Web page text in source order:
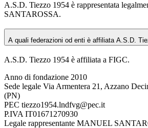
A.S.D. Tiezzo 1954 è rappresentata
SANTAROSSA.
A quali federazioni od enti è affiliata A.S.D.
A.S.D. Tiezzo 1954 è affiliata a FIGC.
Anno di fondazione 2010
Sede legale Via Armentera 21, Azzano
(PN)
PEC tiezzo1954.lndfvg@pec.it
P.IVA IT01671270930
Legale rappresentante MANUEL